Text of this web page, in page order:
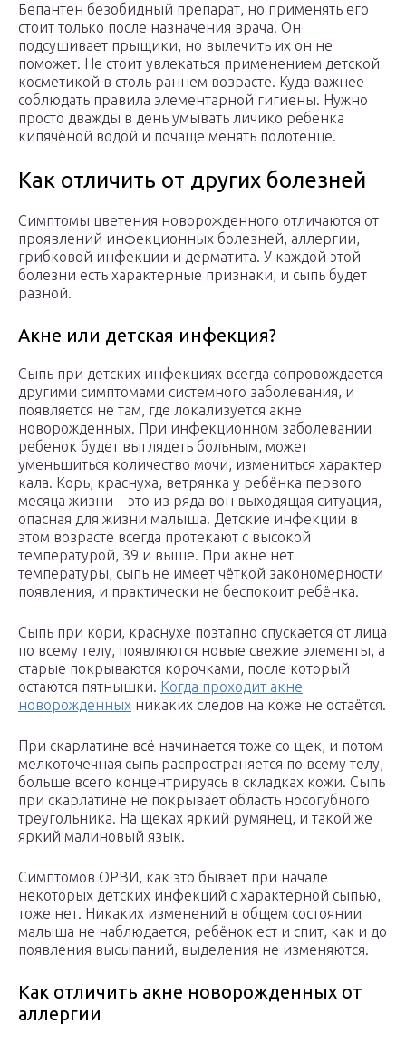
Бепантен безобидный препарат, но применять его
стоит только после назначения врача. Он
подсушивает прыщики, но вылечить их он не
поможет. Не стоит увлекаться применением детской
косметикой в столь раннем возрасте. Куда важнее
соблюдать правила элементарной гигиены. Нужно
просто дважды в день умывать личико ребенка
кипячёной водой и почаще менять полотенце.
Как отличить от других болезней
Симптомы цветения новорожденного отличаются от
проявлений инфекционных болезней, аллергии,
грибковой инфекции и дерматита. У каждой этой
болезни есть характерные признаки, и сыпь будет
разной.
Акне или детская инфекция?
Сыпь при детских инфекциях всегда сопровождается
другими симптомами системного заболевания, и
появляется не там, где локализуется акне
новорожденных. При инфекционном заболевании
ребенок будет выглядеть больным, может
уменьшиться количество мочи, измениться характер
кала. Корь, краснуха, ветрянка у ребёнка первого
месяца жизни – это из ряда вон выходящая ситуация,
опасная для жизни малыша. Детские инфекции в
этом возрасте всегда протекают с высокой
температурой, 39 и выше. При акне нет
температуры, сыпь не имеет чёткой закономерности
появления, и практически не беспокоит ребёнка.
Сыпь при кори, краснухе поэтапно спускается от лица
по всему телу, появляются новые свежие элементы, а
старые покрываются корочками, после который
остаются пятнышки. Когда проходит акне
новорожденных никаких следов на коже не остаётся.
При скарлатине всё начинается тоже со щек, и потом
мелкоточечная сыпь распространяется по всему телу,
больше всего концентрируясь в складках кожи. Сыпь
при скарлатине не покрывает область носогубного
треугольника. На щеках яркий румянец, и такой же
яркий малиновый язык.
Симптомов ОРВИ, как это бывает при начале
некоторых детских инфекций с характерной сыпью,
тоже нет. Никаких изменений в общем состоянии
малыша не наблюдается, ребёнок ест и спит, как и до
появления высыпаний, выделения не изменяются.
Как отличить акне новорожденных от
аллергии